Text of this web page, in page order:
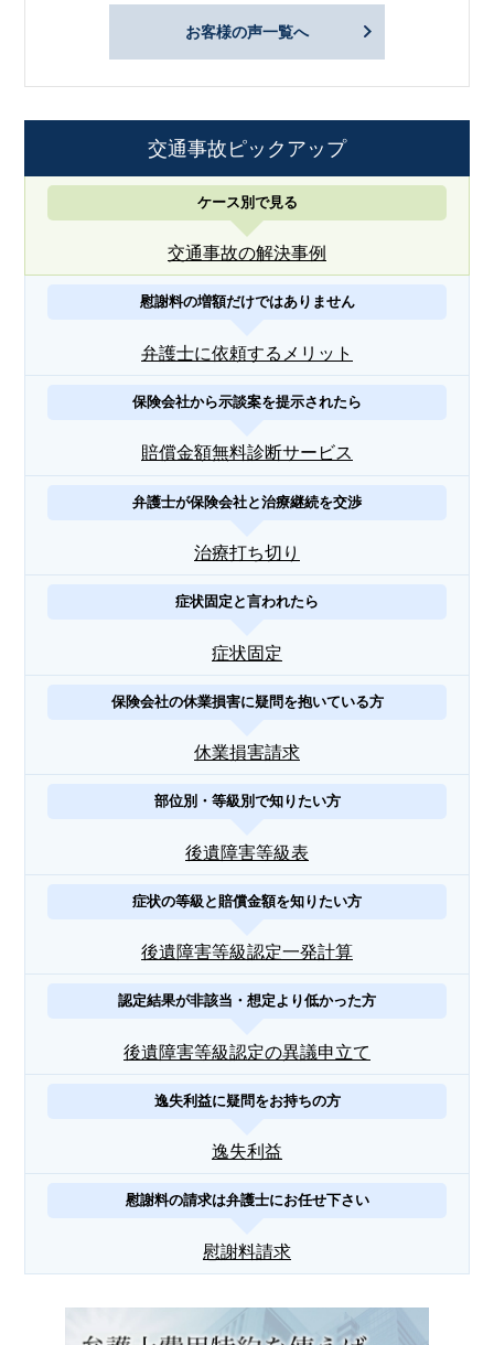
お客様の声一覧へ
交通事故ピックアップ
ケース別で見る
交通事故の解決事例
慰謝料の増額だけではありません
弁護士に依頼するメリット
保険会社から示談案を提示されたら
賠償金額無料診断サービス
弁護士が保険会社と治療継続を交渉
治療打ち切り
症状固定と言われたら
症状固定
保険会社の休業損害に疑問を抱いている方
休業損害請求
部位別・等級別で知りたい方
後遺障害等級表
症状の等級と賠償金額を知りたい方
後遺障害等級認定一発計算
認定結果が非該当・想定より低かった方
後遺障害等級認定の異議申立て
逸失利益に疑問をお持ちの方
逸失利益
慰謝料の請求は弁護士にお任せ下さい
慰謝料請求